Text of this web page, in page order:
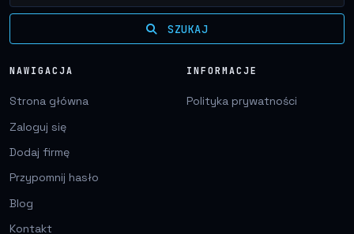
SZUKAJ
NAWIGACJA
Strona główna
Zaloguj się
Dodaj firmę
Przypomnij hasło
Blog
Kontakt
INFORMACJE
Polityka prywatności